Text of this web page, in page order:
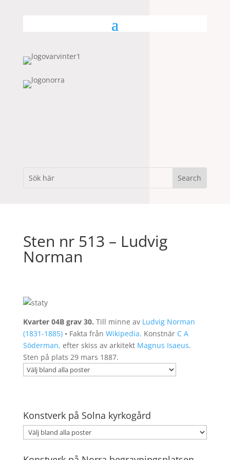
Sten nr 513 – Ludvig
Norman
Kvarter 04B grav 30. Till minne av Ludvig Norman
(1831-1885)• Fakta från Wikipedia. Konstnär C A
Söderman, efter skiss av arkitekt Magnus Isaeus.
Sten på plats 29 mars 1887.
Konstverk på Solna kyrkogård